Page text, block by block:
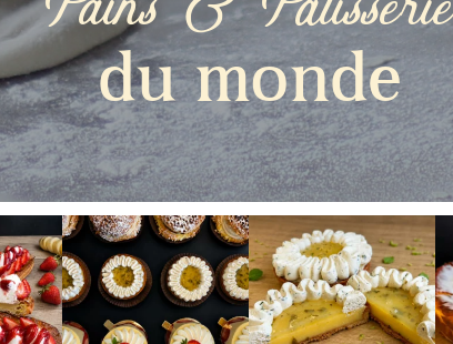
du monde